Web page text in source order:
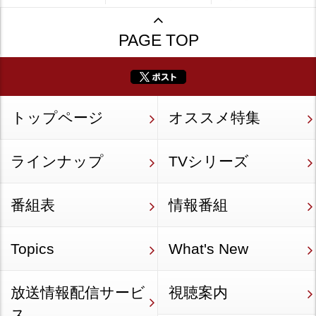
PAGE TOP
トップページ オススメ特集
ラインナップ TVシリーズ
番組表 情報番組
Topics What's New
放送情報配信サービ
視聴案内